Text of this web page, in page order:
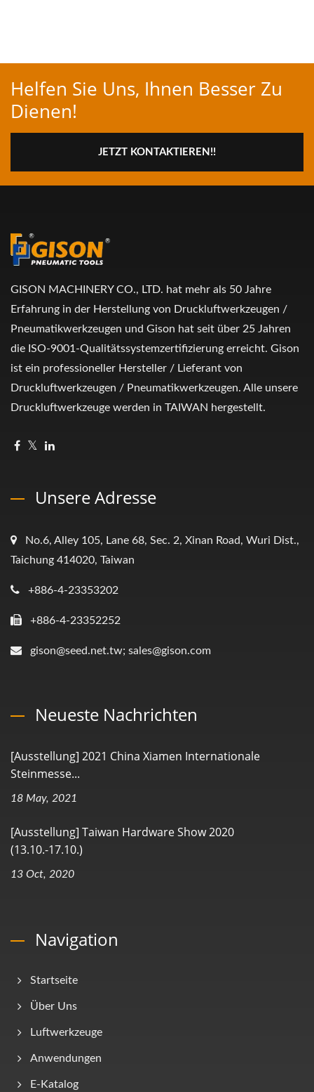
Helfen Sie Uns, Ihnen Besser Zu
Dienen!
JETZT KONTAKTIEREN!!
GISON MACHINERY CO., LTD. hat mehr als 50 Jahre
Erfahrung in der Herstellung von Druckluftwerkzeugen /
Pneumatikwerkzeugen und Gison hat seit über 25 Jahren
die ISO-9001-Qualitätssystemzertifizierung erreicht. Gison
ist ein professioneller Hersteller / Lieferant von
Druckluftwerkzeugen / Pneumatikwerkzeugen. Alle unsere
Druckluftwerkzeuge werden in TAIWAN hergestellt.
Unsere Adresse
No.6, Alley 105, Lane 68, Sec. 2, Xinan Road, Wuri Dist.,
Taichung 414020, Taiwan
+886-4-23353202
+886-4-23352252
gison@seed.net.tw; sales@gison.com
Neueste Nachrichten
[Ausstellung] 2021 China Xiamen Internationale
Steinmesse...
18 May, 2021
[Ausstellung] Taiwan Hardware Show 2020
(13.10.-17.10.)
13 Oct, 2020
Navigation
Startseite
Über Uns
Luftwerkzeuge
Anwendungen
E-Katalog